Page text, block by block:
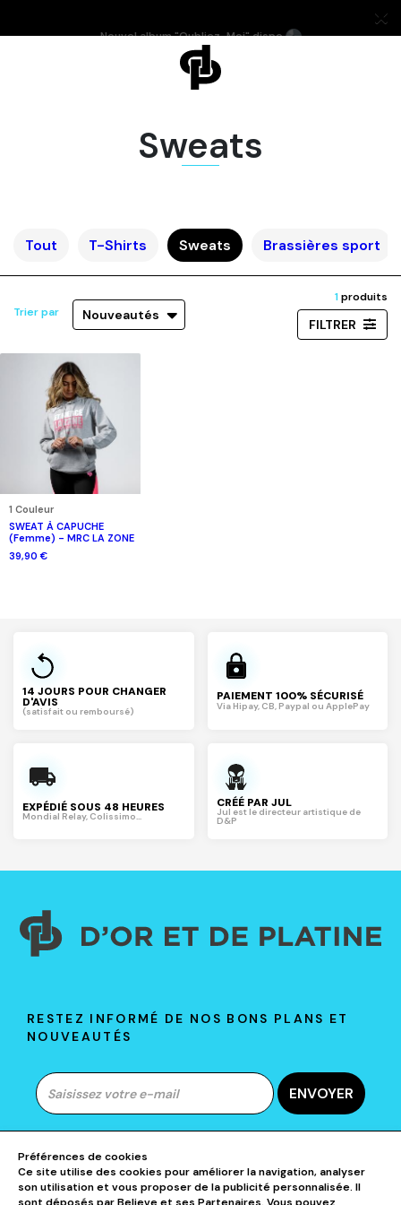
Nouvel album "Oubliez-Moi" dispo
Sweats
Tout T-Shirts Sweats Brassières sport
Trier par Nouveautés
1produits
FILTRER
1 Couleur
SWEAT À CAPUCHE
(Femme) - MRC LA ZONE
39,90 €
14 JOURS POUR CHANGER
D'AVIS
(satisfait ou remboursé)
PAIEMENT 100% SÉCURISÉ
Via Hipay, CB, Paypal ou ApplePay
EXPÉDIÉ SOUS 48 HEURES
Mondial Relay, Colissimo...
CRÉÉ PAR JUL
Jul est le directeur artistique de
D&P
RESTEZ INFORMÉ DE NOS BONS PLANS ET
NOUVEAUTÉS
ENVOYER
A PROPOS DE D&P
Préférences de cookies
Ce site utilise des cookies pour améliorer la navigation, analyser
son utilisation et vous proposer de la publicité personnalisée. Il